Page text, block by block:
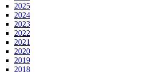
2025
2024
2023
2022
2021
2020
2019
2018